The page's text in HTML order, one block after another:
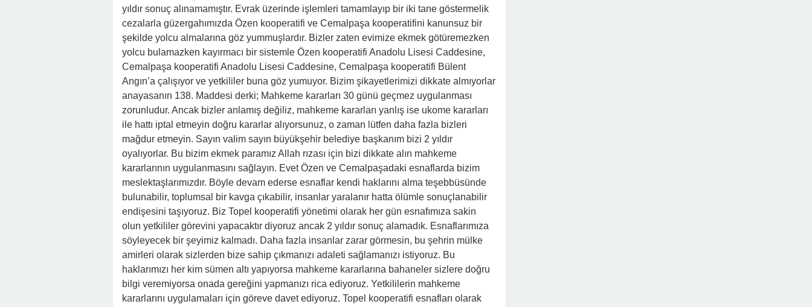
yıldır sonuç alınamamıştır. Evrak üzerinde işlemleri tamamlayıp bir iki tane göstermelik
cezalarla güzergahımızda Özen kooperatifi ve Cemalpaşa kooperatifini kanunsuz bir
şekilde yolcu almalarına göz yummuşlardır. Bizler zaten evimize ekmek götüremezken
yolcu bulamazken kayırmacı bir sistemle Özen kooperatifi Anadolu Lisesi Caddesine,
Cemalpaşa kooperatifi Anadolu Lisesi Caddesine, Cemalpaşa kooperatifi Bülent
Angın’a çalışıyor ve yetkililer buna göz yumuyor. Bizim şikayetlerimizi dikkate almıyorlar
anayasanın 138. Maddesi derki; Mahkeme kararları 30 günü geçmez uygulanması
zorunludur. Ancak bizler anlamış değiliz, mahkeme kararları yanlış ise ukome kararları
ile hattı iptal etmeyin doğru kararlar alıyorsunuz, o zaman lütfen daha fazla bizleri
mağdur etmeyin. Sayın valim sayın büyükşehir belediye başkanım bizi 2 yıldır
oyalıyorlar. Bu bizim ekmek paramız Allah rızası için bizi dikkate alın mahkeme
kararlarının uygulanmasını sağlayın. Evet Özen ve Cemalpaşadaki esnaflarda bizim
meslektaşlarımızdır. Böyle devam ederse esnaflar kendi haklarını alma teşebbüsünde
bulunabilir, toplumsal bir kavga çıkabilir, insanlar yaralanır hatta ölümle sonuçlanabilir
endişesini taşıyoruz. Biz Topel kooperatifi yönetimi olarak her gün esnafımıza sakin
olun yetkililer görevini yapacaktır diyoruz ancak 2 yıldır sonuç alamadık. Esnaflarımıza
söyleyecek bir şeyimiz kalmadı. Daha fazla insanlar zarar görmesin, bu şehrin mülke
amirleri olarak sizlerden bize sahip çıkmanızı adaleti sağlamanızı istiyoruz. Bu
haklarımızı her kim sümen altı yapıyorsa mahkeme kararlarına bahaneler sizlere doğru
bilgi veremiyorsa onada gereğini yapmanızı rica ediyoruz. Yetkililerin mahkeme
kararlarını uygulamaları için göreve davet ediyoruz. Topel kooperatifi esnafları olarak